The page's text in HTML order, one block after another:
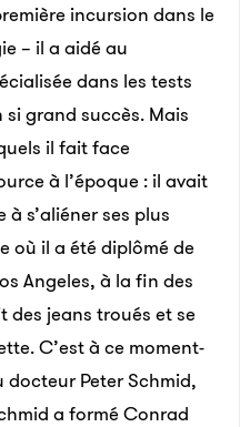
incursion dans le
– il a aidé au
dans les tests
grand succès. Mais
il fait face
à l’époque : il avait
s’aliéner ses plus
où il a été diplômé de
Angeles, à la fin des
des jeans troués et se
C’est à ce moment-
Peter Schmid,
a formé Conrad